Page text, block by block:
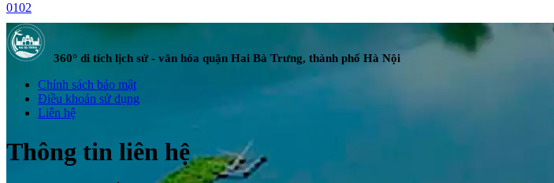
0102
360° di tích lịch sử - văn hóa quận Hai Bà Trưng, thành phố Hà Nội
Chính sách bảo mật
Điều khoản sử dụng
Liên hệ
Thông tin liên hệ